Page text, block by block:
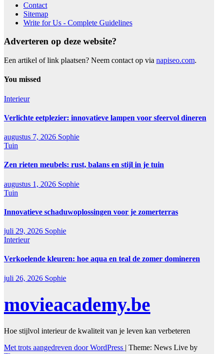
Contact
Sitemap
Write for Us - Complete Guidelines
Adverteren op deze website?
Een artikel of link plaatsen? Neem contact op via napiseo.com.
You missed
Interieur
Verlichte eetplezier: innovatieve lampen voor sfeervol dineren
augustus 7, 2026 Sophie
Tuin
Zen rieten meubels: rust, balans en stijl in je tuin
augustus 1, 2026 Sophie
Tuin
Innovatieve schaduwoplossingen voor je zomerterras
juli 29, 2026 Sophie
Interieur
Verkoelende kleuren: hoe aqua en teal de zomer domineren
juli 26, 2026 Sophie
movieacademy.be
Hoe stijlvol interieur de kwaliteit van je leven kan verbeteren
Met trots aangedreven door WordPress | Theme: News Live by